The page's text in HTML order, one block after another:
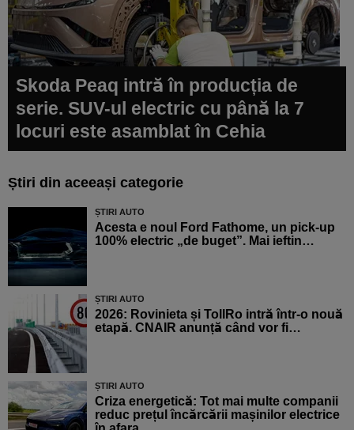
Skoda Peaq intră în producția de
serie. SUV-ul electric cu până la 7
locuri este asamblat în Cehia
Știri din aceeași categorie
ȘTIRI AUTO
Acesta e noul Ford Fathome, un pick-up
100% electric „de buget”. Mai ieftin…
ȘTIRI AUTO
2026: Rovinieta și TollRo intră într-o nouă
etapă. CNAIR anunță când vor fi…
ȘTIRI AUTO
Criza energetică: Tot mai multe companii
reduc prețul încărcării mașinilor electrice